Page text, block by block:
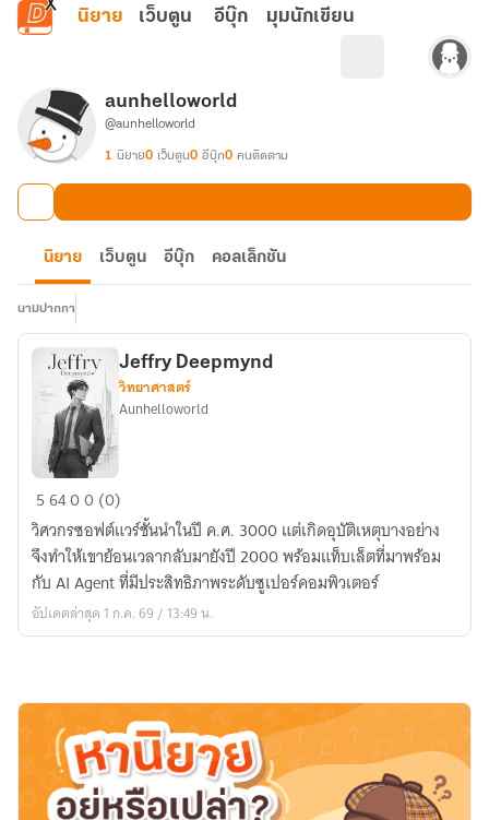
ข้ามไปยังเนื้อหาหลัก
นิยาย เว็บตูน อีบุ๊ก มุมนักเขียน
aunhelloworld
@aunhelloworld
1 นิยาย0 เว็บตูน0 อีบุ๊ก0 คนติดตาม
นิยาย เว็บตูน อีบุ๊ก คอลเล็กชัน
นามปากกา
Jeffry
Deepmynd
Jeffry Deepmynd
วิทยาศาสตร์
Aunhelloworld
56400 (0)
วิศวกรซอฟต์แวร์ชั้นนำในปี ค.ศ. 3000 แต่เกิดอุบัติเหตุบางอย่าง
จึงทำให้เขาย้อนเวลากลับมายังปี 2000 พร้อมแท็บเล็ตที่มาพร้อม
กับ AI Agent ที่มีประสิทธิภาพระดับซูเปอร์คอมพิวเตอร์
อัปเดตล่าสุด 1 ก.ค. 69 / 13:49 น.